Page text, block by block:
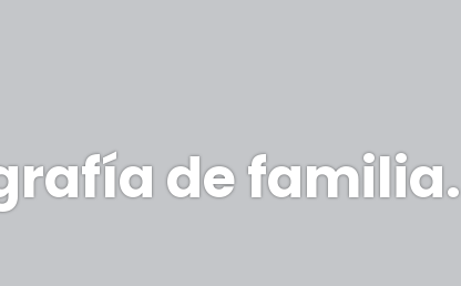
de familia.